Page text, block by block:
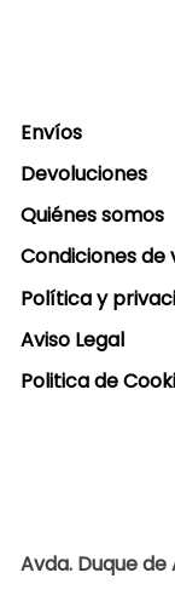
Envíos
Devoluciones
Quiénes somos
Condiciones de
Política y
Aviso Legal
Politica de
Avda. Duque de